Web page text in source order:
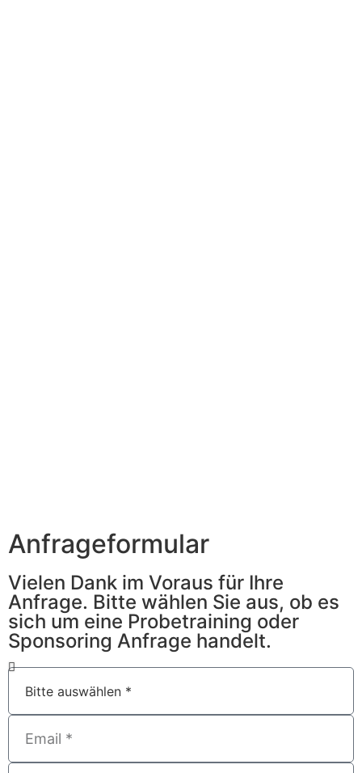
Anfrageformular
Vielen Dank im Voraus für Ihre
Anfrage. Bitte wählen Sie aus, ob es
sich um eine Probetraining oder
Sponsoring Anfrage handelt.